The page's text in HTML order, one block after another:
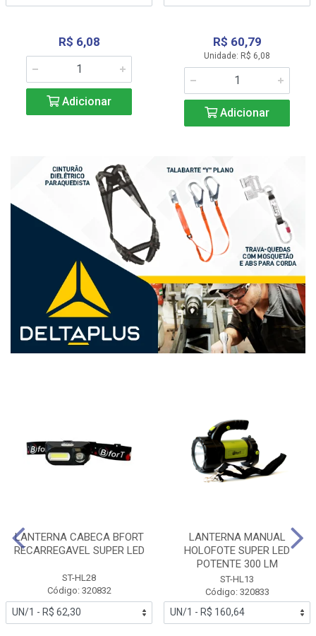
R$ 6,08
Adicionar
R$ 60,79
Unidade: R$ 6,08
Adicionar
LANTERNA CABECA BFORT
RECARREGAVEL SUPER LED
ST-HL28
Código: 320832
LANTERNA MANUAL
HOLOFOTE SUPER LED
POTENTE 300 LM
ST-HL13
Código: 320833